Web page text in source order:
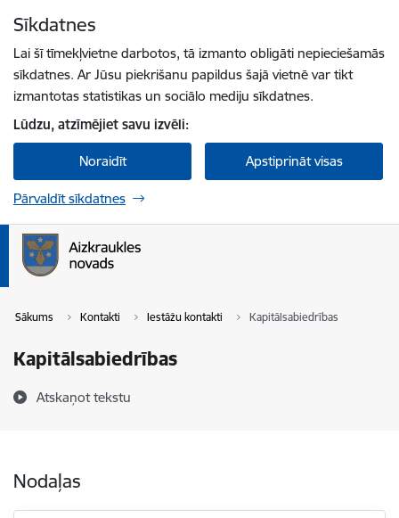
Sīkdatnes
Lai šī tīmekļvietne darbotos, tā izmanto obligāti nepieciešamās
sīkdatnes. Ar Jūsu piekrišanu papildus šajā vietnē var tikt
izmantotas statistikas un sociālo mediju sīkdatnes.
Lūdzu, atzīmējiet savu izvēli:
Noraidīt Apstiprināt visas
Pārvaldīt sīkdatnes
Sākums Kontakti Iestāžu kontakti Kapitālsabiedrības
Kapitālsabiedrības
Atskaņot tekstu
Nodaļas